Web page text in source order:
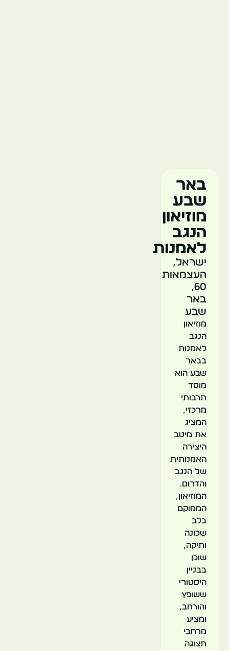
באר
שבע
מוזיאון
הנגב
לאמנות
ישראל,
העצמאות
60,
באר
שבע
מוזיאון
הנגב
לאמנות
בבאר
שבע הוא
מוסד
תרבותי
מרכזי,
המציג
את מיטב
היצירה
האמנותית
של הנגב
והדרום.
המוזיאון,
הממוקם
בלב
שכונה
ותיקה,
שוכן
בבניין
היסטורי
ששופץ
והורחב,
ומציע
מרחבי
תצוגה